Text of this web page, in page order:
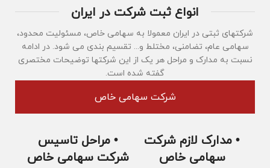
انواع ثبت شرکت در ایران
شرکتهای ثبتی در ایران معمولا به سهامی خاص، مسئولیت محدود،
سهامی عام، تضامنی، مختلط و... تقسیم بندی می شود. در ادامه
نسبت به مدارک و مراحل هر یک از این شرکتها توضیحات مختصری
گفته شده است.
شرکت سهامی خاص
• مدارک لازم شرکت
سهامی خاص
• مراحل تاسیس
شرکت سهامی خاص